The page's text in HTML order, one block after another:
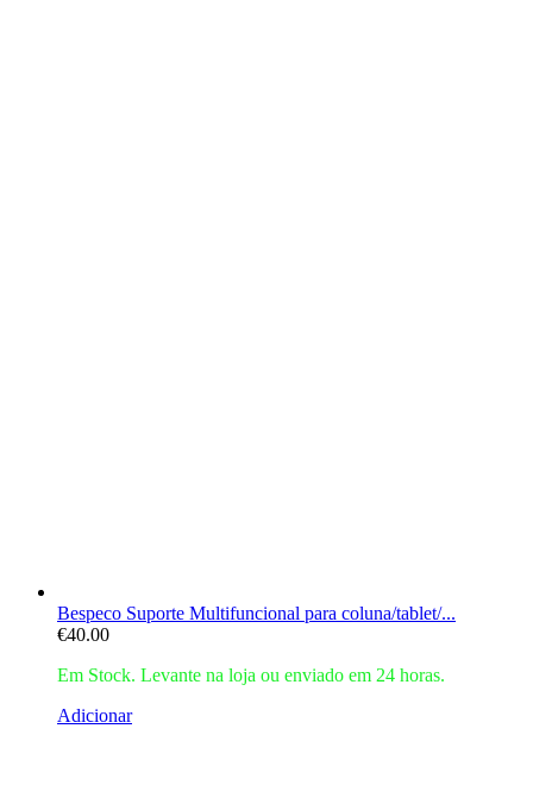
Bespeco Suporte Multifuncional para coluna/tablet/...
€40.00
Em Stock. Levante na loja ou enviado em 24 horas.
Adicionar